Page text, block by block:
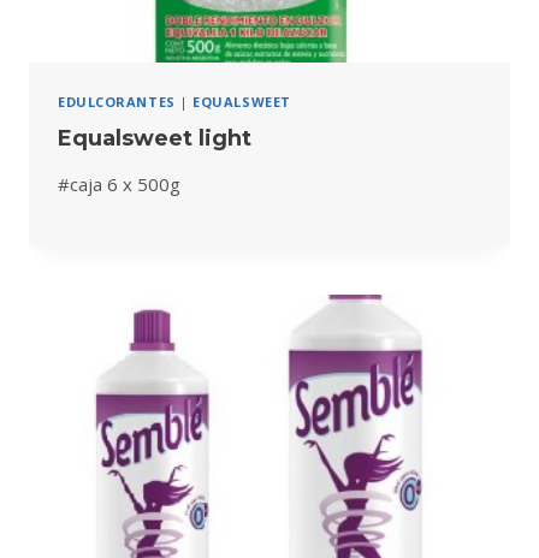
EDULCORANTES | EQUALSWEET
Equalsweet light
#caja 6 x 500g